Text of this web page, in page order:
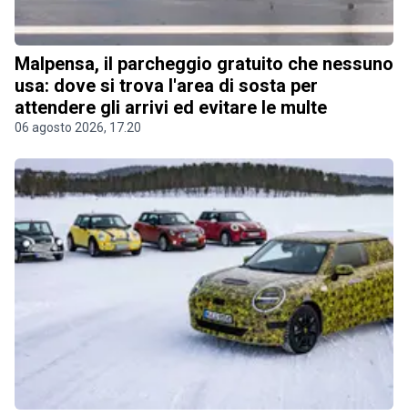
Malpensa, il parcheggio gratuito che nessuno
usa: dove si trova l'area di sosta per
attendere gli arrivi ed evitare le multe
06 agosto 2026, 17.20